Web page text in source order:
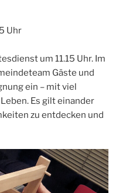
Uhr
um 11.15 Uhr. Im
Gäste und
ein – mit viel
Es gilt einander
zu entdecken und